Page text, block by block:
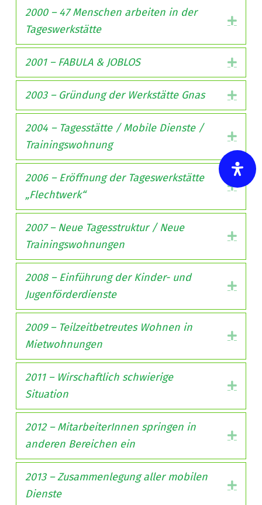
2000 – 47 Menschen arbeiten in der
Tageswerkstätte
2001 – FABULA & JOBLOS
2003 – Gründung der Werkstätte Gnas
2004 – Tagesstätte / Mobile Dienste /
Trainingswohnung
2006 – Eröffnung der Tageswerkstätte
„Flechtwerk“
2007 – Neue Tagesstruktur / Neue
Trainingswohnungen
2008 – Einführung der Kinder- und
Jugenförderdienste
2009 – Teilzeitbetreutes Wohnen in
Mietwohnungen
2011 – Wirschaftlich schwierige
Situation
2012 – MitarbeiterInnen springen in
anderen Bereichen ein
2013 – Zusammenlegung aller mobilen
Dienste